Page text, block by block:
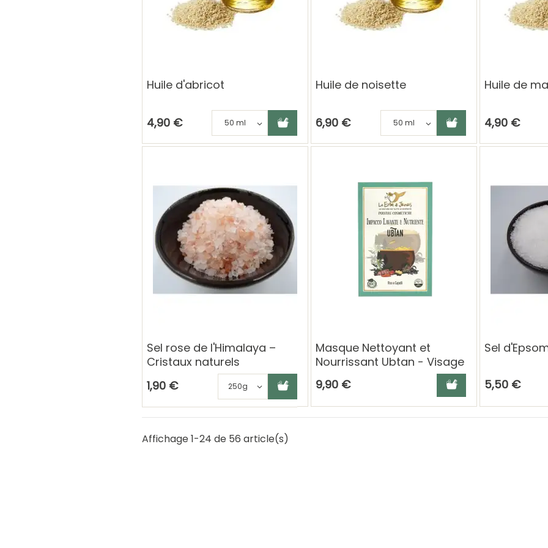
Huile d'abricot
4,90 € Choisissez une déclinaison
Ajouter au panier
Huile de noisette
6,90 € Choisissez une
Ajouter au panier
Huile de
4,90 €
Sel rose de l'Himalaya –
Cristaux naturels
1,90 €
Choisissez une déclinaison
Ajouter au panier
Masque Nettoyant et
Nourrissant Ubtan - Visage
et Cheveux - 100g
9,90 € Ajouter au panier
Sel
5,50 €
Affichage 1-24 de 56 article(s)